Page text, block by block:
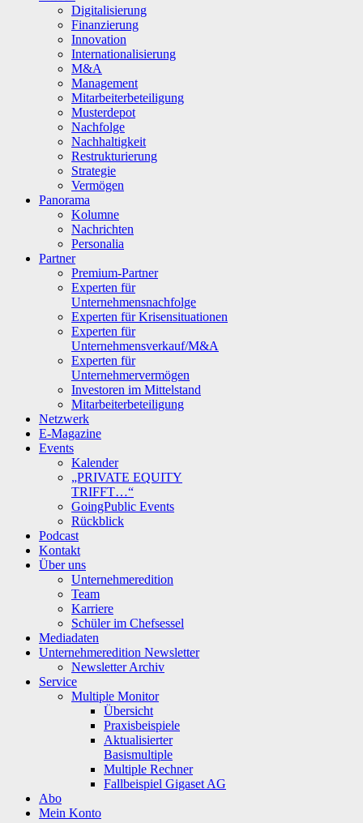
Digitalisierung
Finanzierung
Innovation
Internationalisierung
M&A
Management
Mitarbeiterbeteiligung
Musterdepot
Nachfolge
Nachhaltigkeit
Restrukturierung
Strategie
Vermögen
Panorama
Kolumne
Nachrichten
Personalia
Partner
Premium-Partner
Experten für
Unternehmensnachfolge
Experten für Krisensituationen
Experten für
Unternehmensverkauf/M&A
Experten für
Unternehmervermögen
Investoren im Mittelstand
Mitarbeiterbeteiligung
Netzwerk
E-Magazine
Events
Kalender
„PRIVATE EQUITY
TRIFFT…“
GoingPublic Events
Rückblick
Podcast
Kontakt
Über uns
Unternehmeredition
Team
Karriere
Schüler im Chefsessel
Mediadaten
Unternehmeredition Newsletter
Newsletter Archiv
Service
Multiple Monitor
Übersicht
Praxisbeispiele
Aktualisierter
Basismultiple
Multiple Rechner
Fallbeispiel Gigaset AG
Abo
Mein Konto